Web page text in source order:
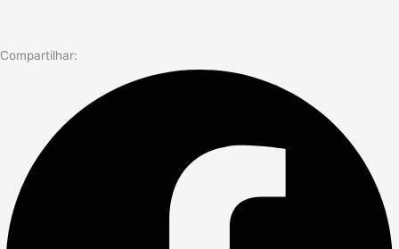
Compartilhar: